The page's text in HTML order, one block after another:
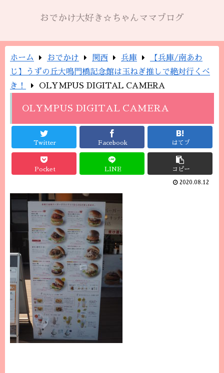
おでかけ大好き☆ちゃんママブログ
ホーム おでかけ 関西 兵庫
【兵庫/南あわ
じ】うずの丘大鳴門橋記念館は玉ねぎ推しで絶対行くべ
き！
OLYMPUS DIGITAL CAMERA
OLYMPUS DIGITAL CAMERA
Twitter Facebook はてブ
Pocket LINE コピー
2020.08.12